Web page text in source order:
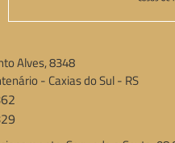
Alves, 8348
- Caxias do Sul - RS